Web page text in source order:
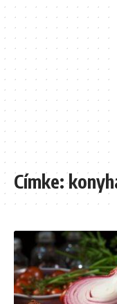
Címke: